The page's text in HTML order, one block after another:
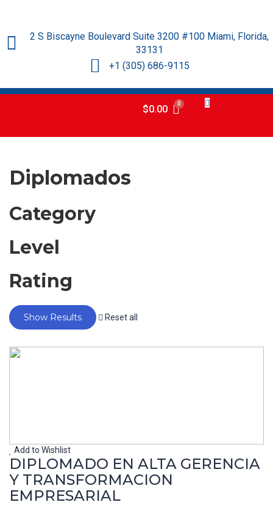
2 S Biscayne Boulevard Suite 3200 #100 Miami, Florida,
33131
+1 (305) 686-9115
$0.00
Diplomados
Category
Level
Rating
Reset all
Add to Wishlist
DIPLOMADO EN ALTA GERENCIA
Y TRANSFORMACION
EMPRESARIAL